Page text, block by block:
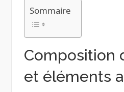
Sommaire
Composition
et éléments